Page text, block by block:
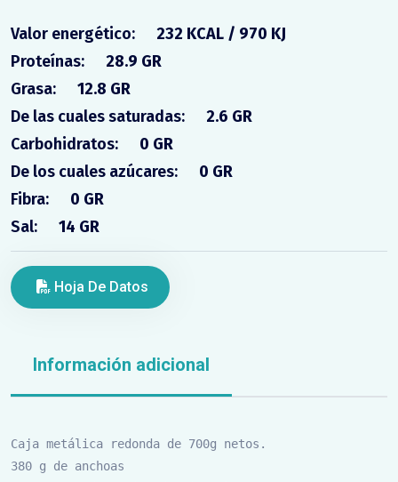
Valor energético:
232 KCAL / 970 KJ
Proteínas:
28.9 GR
Grasa:
12.8 GR
De las cuales saturadas:
2.6 GR
Carbohidratos:
0 GR
De los cuales azúcares:
0 GR
Fibra:
0 GR
Sal:
14 GR
Hoja De Datos
Información adicional
Caja metálica redonda de 700g netos.
380 g de anchoas